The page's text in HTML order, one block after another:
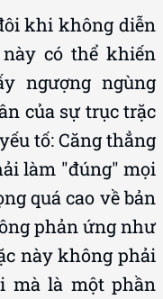
khi không diễn
có thể khiến
ngượng ngùng
của sự trục trặc
tố: Căng thẳng
làm "đúng" mọi
quá cao về bản
phản ứng như
này không phải
mà là một phần